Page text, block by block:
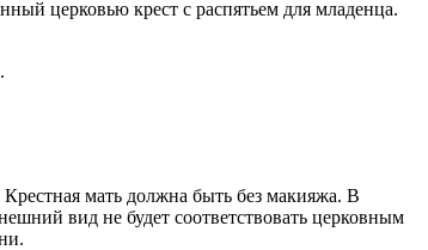
церковью крест с распятьем для младенца.
мать должна быть без макияжа. В
вид не будет соответствовать церковным